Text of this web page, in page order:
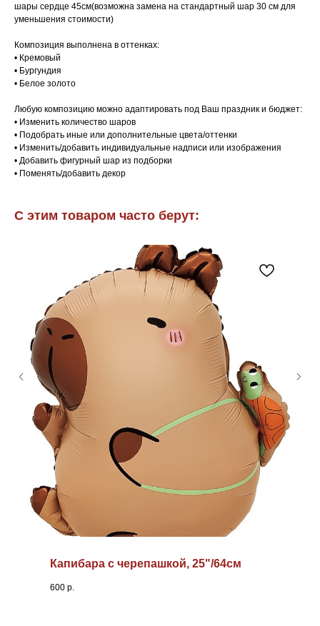
шары сердце 45см(возможна замена на стандартный шар 30 см для
уменьшения стоимости)
Композиция выполнена в оттенках:
• Кремовый
• Бургундия
• Белое золото
Любую композицию можно адаптировать под Ваш праздник и бюджет:
• Изменить количество шаров
• Подобрать иные или дополнительные цвета/оттенки
• Изменить/добавить индивидуальные надписи или изображения
• Добавить фигурный шар из подборки
• Поменять/добавить декор
С этим товаром часто берут:
Капибара с черепашкой, 25"/64см
600 р.